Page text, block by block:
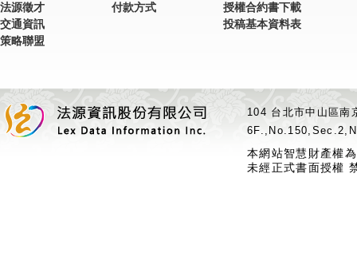
法源徵才
交通資訊
策略聯盟
付款方式
授權合約書下載
投稿基本資料表
104 台北市中山區
本網站智慧財產權
未經正式書面授權